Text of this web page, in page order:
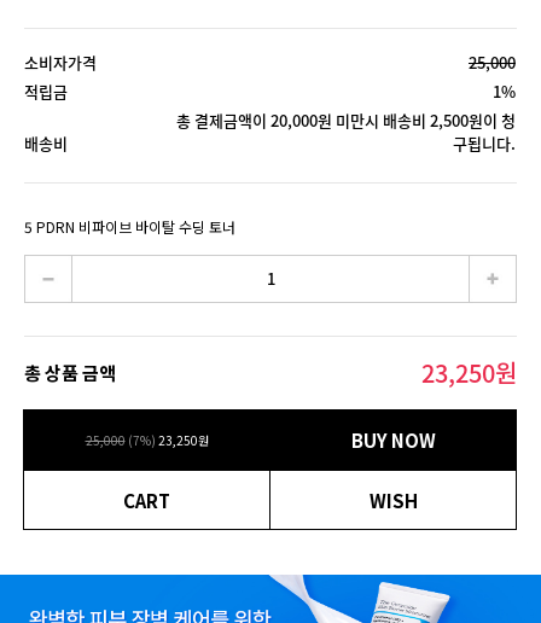
소비자가격
25,000
적립금
1%
배송비
총 결제금액이 20,000원 미만시 배송비 2,500원이 청
구됩니다.
5 PDRN 비파이브 바이탈 수딩 토너
총 상품 금액 23,250원
25,000 (7%) 23,250원 BUY NOW
CART WISH